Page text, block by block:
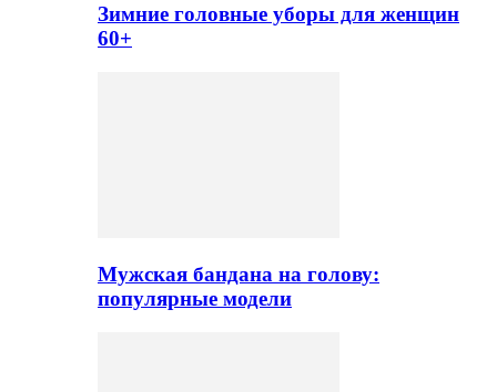
Зимние головные уборы для женщин
60+
Мужская бандана на голову:
популярные модели